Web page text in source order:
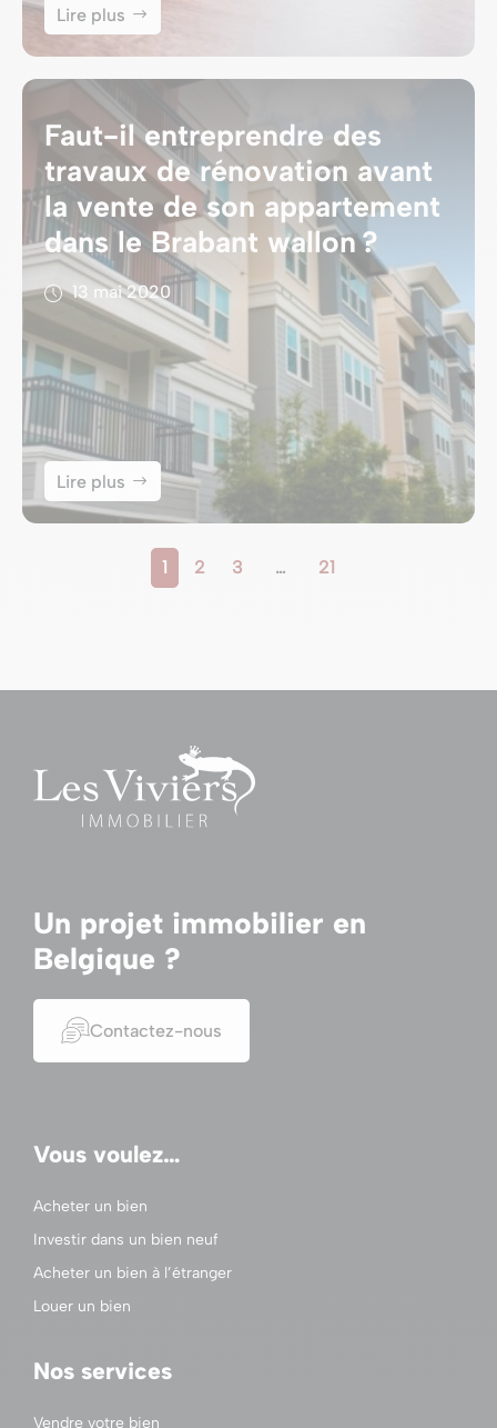
Lire plus
Faut-il entreprendre des
travaux de rénovation avant
la vente de son appartement
dans le Brabant wallon ?
13 mai 2020
Lire plus
1 2 3 … 21
Un projet immobilier en
Belgique ?
Contactez-nous
Vous voulez…
Acheter un bien
Investir dans un bien neuf
Acheter un bien à l’étranger
Louer un bien
Nos services
Vendre votre bien